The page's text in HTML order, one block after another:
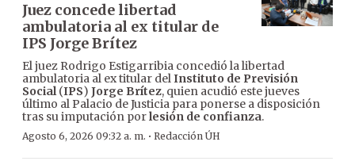
Juez concede libertad
ambulatoria al ex titular de
IPS Jorge Brítez
El juez Rodrigo Estigarribia concedió la libertad
ambulatoria al ex titular delInstituto de Previsión
Social(IPS) Jorge Brítez, quien acudió este jueves
último al Palacio de Justicia para ponerse a disposición
tras su imputación porlesión de confianza.
Agosto 6, 2026 09:32 a. m. · Redacción ÚH